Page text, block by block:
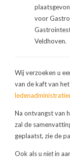
voor
Veldhoven.
Wij verzoeken u
van de kaft van
Na ontvangst van
zal de
geplaatst, zie de
Ook als u nietin